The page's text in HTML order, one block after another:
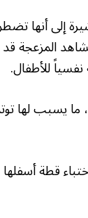
إلى أنها
للأطفال.
القطط تحت السيارة، ما
قطة